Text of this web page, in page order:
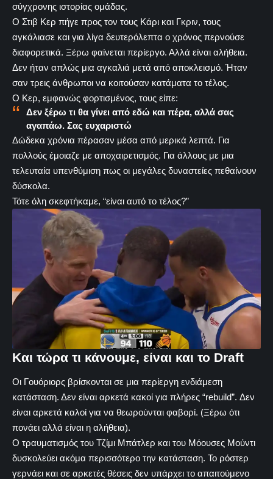
σύγχρονης ιστορίας ομάδας.
Ο Στιβ Κερ πήγε προς τον τους Κάρι και Γκριν, τους
αγκάλιασε και για λίγα δευτερόλεπτα ο χρόνος περνούσε
διαφορετικά. Ξέρω φαίνεται περίεργο. Αλλά είναι αλήθεια.
Δεν ήταν απλώς μια αγκαλιά μετά από αποκλεισμό. Ήταν
σαν τρεις άνθρωποι να κοιτούσαν κατάματα το τέλος.
Ο Κερ, εμφανώς φορτισμένος, τους είπε:
Δεν ξέρω τι θα γίνει από εδώ και πέρα, αλλά σας
αγαπάω. Σας ευχαριστώ
Δώδεκα χρόνια πέρασαν μέσα από μερικά λεπτά. Για
πολλούς έμοιαζε με αποχαιρετισμός. Για άλλους με μια
τελευταία υπενθύμιση πως οι μεγάλες δυναστείες πεθαίνουν
δύσκολα.
Τότε όλη σκεφτήκαμε, “είναι αυτό το τέλος?”
Και τώρα τι κάνουμε, είναι και το Draft
Οι Γουόριορς βρίσκονται σε μια περίεργη ενδιάμεση
κατάσταση. Δεν είναι αρκετά κακοί για πλήρες “rebuild”. Δεν
είναι αρκετά καλοί για να θεωρούνται φαβορί. (Ξέρω ότι
πονάει αλλά είναι η αλήθεια).
Ο τραυματισμός του Τζίμι Μπάτλερ και του Μόουσες Μούντι
δυσκολεύει ακόμα περισσότερο την κατάσταση. Το ρόστερ
γερνάει και σε αρκετές θέσεις δεν υπάρχει το απαιτούμενο